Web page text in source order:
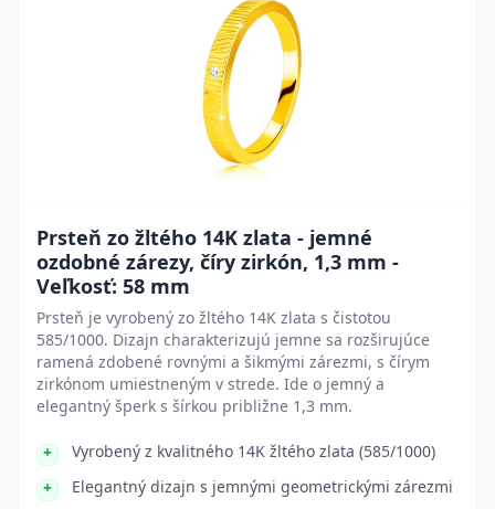
Prsteň zo žltého 14K zlata - jemné
ozdobné zárezy, číry zirkón, 1,3 mm -
Veľkosť: 58 mm
Prsteň je vyrobený zo žltého 14K zlata s čistotou
585/1000. Dizajn charakterizujú jemne sa rozširujúce
ramená zdobené rovnými a šikmými zárezmi, s čírym
zirkónom umiestneným v strede. Ide o jemný a
elegantný šperk s šírkou približne 1,3 mm.
Vyrobený z kvalitného 14K žltého zlata (585/1000)
Elegantný dizajn s jemnými geometrickými zárezmi